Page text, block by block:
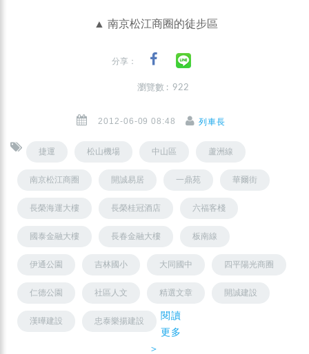
▲ 南京松江商圈的徒步區
分享：
瀏覽數 : 922
2012-06-09 08:48 列車長
捷運 松山機場 中山區 蘆洲線
南京松江商圈 開誠易居 一鼎苑 華爾街
長榮海運大樓 長榮桂冠酒店 六福客棧
國泰金融大樓 長春金融大樓 板南線
伊通公園 吉林國小 大同國中 四平陽光商圈
仁德公園 社區人文 精選文章 開誠建設
漢曄建設 忠泰樂揚建設
閱讀
更多
＞